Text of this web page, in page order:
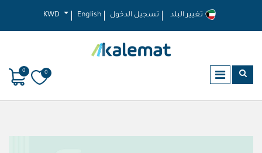
KWD English تسجيل الدخول
0
0